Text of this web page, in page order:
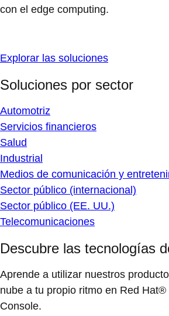
con el edge computing.
Explorar las soluciones
Soluciones por sector
Automotriz
Servicios financieros
Salud
Industrial
Medios de comunicación y
Sector público (internacional)
Sector público (EE. UU.)
Telecomunicaciones
Descubre las tecnologías
Aprende a utilizar nuestros
nube a tu propio ritmo en Red Hat®
Console.